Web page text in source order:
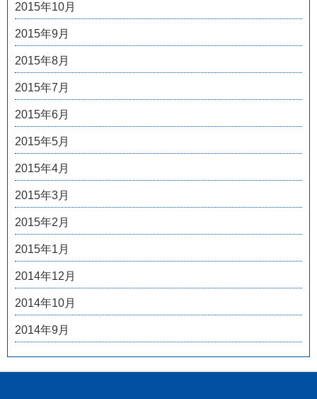
2015年10月
2015年9月
2015年8月
2015年7月
2015年6月
2015年5月
2015年4月
2015年3月
2015年2月
2015年1月
2014年12月
2014年10月
2014年9月